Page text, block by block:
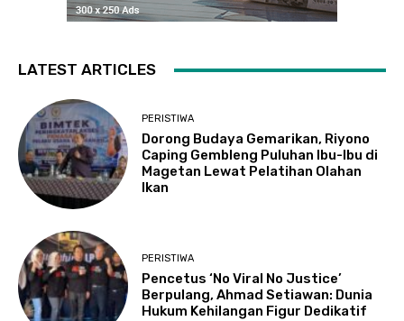
LATEST ARTICLES
PERISTIWA
Dorong Budaya Gemarikan, Riyono
Caping Gembleng Puluhan Ibu-Ibu di
Magetan Lewat Pelatihan Olahan
Ikan
PERISTIWA
Pencetus ‘No Viral No Justice’
Berpulang, Ahmad Setiawan: Dunia
Hukum Kehilangan Figur Dedikatif